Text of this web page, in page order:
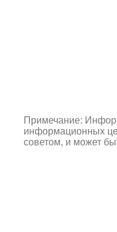
Примечание:
информационных
советом, и может